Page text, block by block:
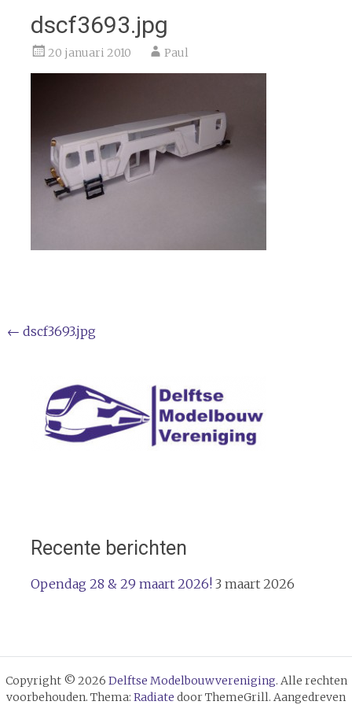
dscf3693.jpg
20 januari 2010 Paul
Bericht
← dscf3693.jpg
Recente berichten
Opendag 28 & 29 maart 2026! 3 maart 2026
Copyright © 2026 Delftse Modelbouwvereniging. Alle rechten
voorbehouden. Thema: Radiate door ThemeGrill. Aangedreven